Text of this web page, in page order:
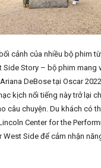
cảnh của nhiều bộ phim
Story – bộ phim mang
DeBose tại Oscar
kịch nổi tiếng này trở lại
câu chuyện. Du khách có
Center for the
West Side để cảm nhận